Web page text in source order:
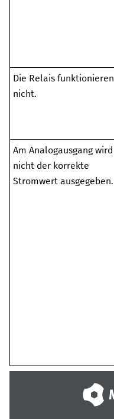
Die Relais funktionieren
nicht.
Am Analogausgang wird
nicht der korrekte
Stromwert ausgegeben.